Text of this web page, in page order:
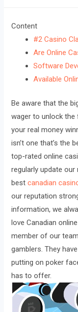
Content
#2 Casino
Are Online
Software
Available
Be aware that the
wager to unlock the
your real money
isn’t one that’s the
top-rated online
regularly update
bestcanadian
our reputation
information, we
love Canadian
member of our
gamblers. They
putting on poker
has to offer.